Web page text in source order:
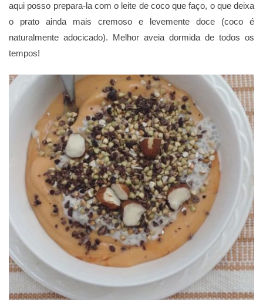
aqui posso prepara-la com o leite de coco que faço, o que deixa
o prato ainda mais cremoso e levemente doce (coco é
naturalmente adocicado). Melhor aveia dormida de todos os
tempos!